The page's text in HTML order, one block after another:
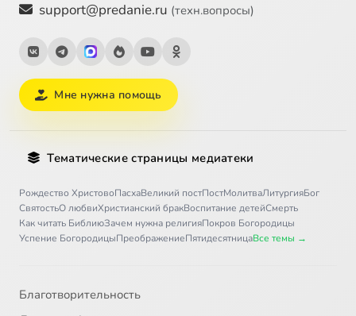
support@predanie.ru (техн.вопросы)
Мне нужна помощь
Тематические страницы медиатеки
Рождество ХристовоПасхаВеликий постПостМолитваЛитургияБог
СвятостьО любвиХристианский бракВоспитание детейСмерть
Как читать БиблиюЗачем нужна религияПокров Богородицы
Успение БогородицыПреображениеПятидесятницаВсе темы →
Благотворительность